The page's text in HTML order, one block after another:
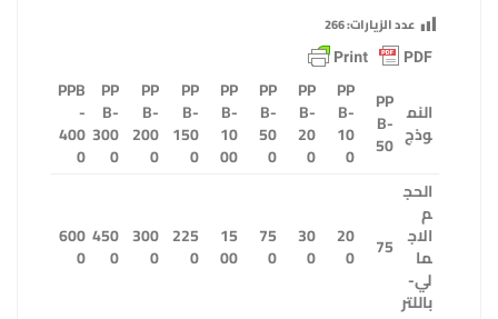
عدد الزيارات:266
النم
وذج
PP
B-
50
PP
B-
10
0
PP
B-
20
0
PP
B-
50
0
PP
B-
10
00
PP
B-
150
0
PP
B-
200
0
PP
B-
300
0
PPB
-
400
0
الحج
م
الاج
ما
لي-
باللتر
75
20
0
30
0
75
0
15
00
225
0
300
0
450
0
600
0